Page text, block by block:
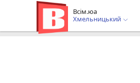
Всім.юа
Хмельницький